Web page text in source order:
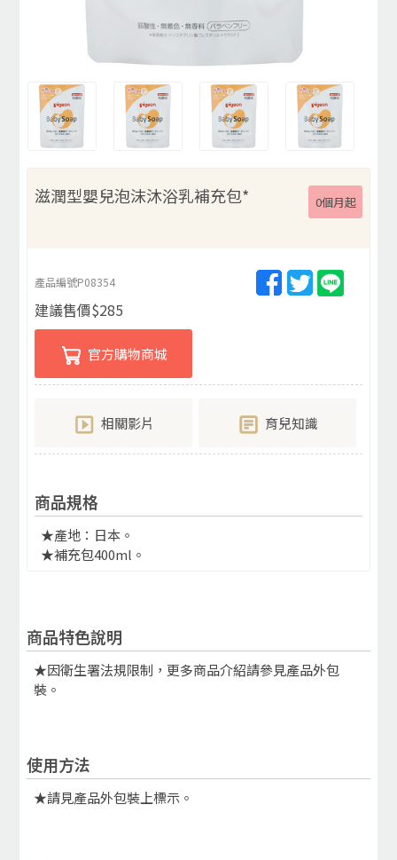
滋潤型嬰兒泡沫沐浴乳補充包* 0個月起
產品編號P08354
建議售價$285
官方購物商城
相關影片 育兒知識
商品規格
★產地：日本。
★補充包400ml。
商品特色說明
★因衛生署法規限制，更多商品介紹請參見產品外包
裝。
使用方法
★請見產品外包裝上標示。